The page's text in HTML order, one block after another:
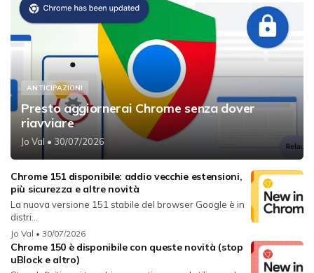
ANTICIPAZIONI
Presto aggiornerai Chrome senza dover
riavviare
Jo Val • 30/07/2026
Chrome 151 disponibile: addio vecchie estensioni,
più sicurezza e altre novità
La nuova versione 151 stabile del browser Google è in
distri...
Jo Val • 30/07/2026
Chrome 150 è disponibile con queste novità (stop
uBlock e altro)